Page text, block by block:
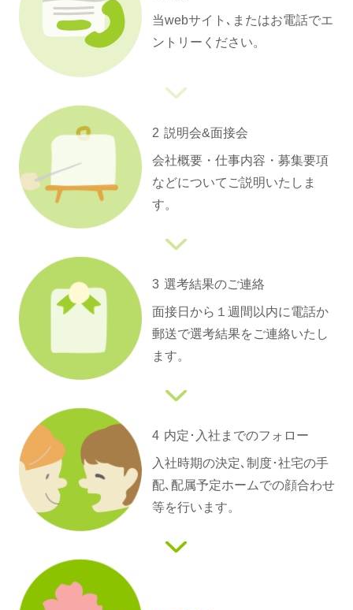
当webサイト､またはお電話でエ
ントリーください。
2 説明会&面接会
会社概要・仕事内容・募集要項
などについてご説明いたしま
す。
3 選考結果のご連絡
面接日から１週間以内に電話か
郵送で選考結果をご連絡いたし
ます。
4 内定･入社までのフォロー
入社時期の決定､制度･社宅の手
配､配属予定ホームでの顔合わせ
等を行います。